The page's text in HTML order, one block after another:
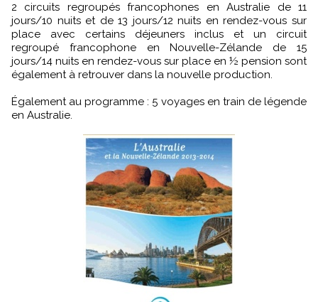
2 circuits regroupés francophones en Australie de 11
jours/10 nuits et de 13 jours/12 nuits en rendez-vous sur
place avec certains déjeuners inclus et un circuit
regroupé francophone en Nouvelle-Zélande de 15
jours/14 nuits en rendez-vous sur place en ½ pension sont
également à retrouver dans la nouvelle production.
Également au programme : 5 voyages en train de légende
en Australie.